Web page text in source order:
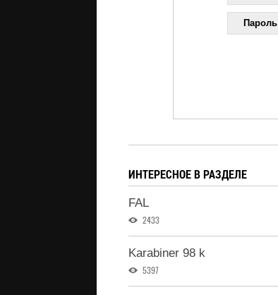
Пароль
ИНТЕРЕСНОЕ В РАЗДЕЛЕ
FAL
2433
Karabiner 98 k
5397